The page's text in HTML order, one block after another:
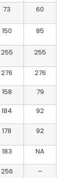
73 60
150 85
255 255
276 276
158 79
184
92
178 92
183
NA
256 –